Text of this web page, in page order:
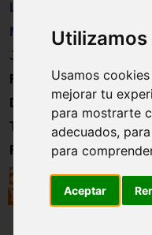
Usamos
mejorar tu
para mostrarte
adecuados,
para
Aceptar
Libros
Material
Juguetes
Formación
Directorio
Trabajo
Registro